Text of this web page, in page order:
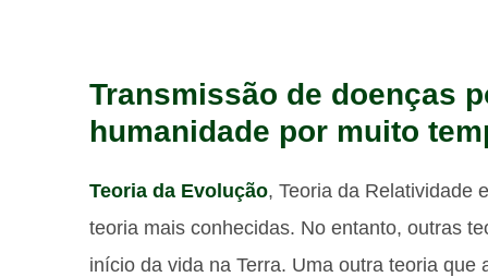
Transmissão de doenças
humanidade por muito
Teoria da Evolução, Teoria da Relatividade
teoria mais conhecidas. No entanto, outras
início da vida na Terra. Uma outra teoria